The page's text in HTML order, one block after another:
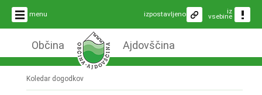
menu iz
vsebine
izpostavljeno
Občina Ajdovščina
Koledar dogodkov